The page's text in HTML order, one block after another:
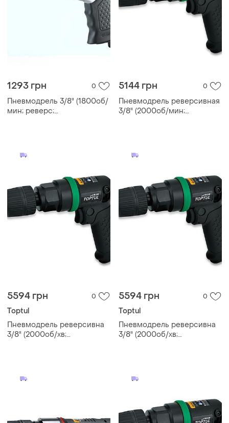
1293 грн 0
Пневмодрель 3/8" (1800об/
мин; реверс;
5144 грн 0
Пневмодрель реверсивная
3/8" (2000об/мин;
5594 грн 0
Toptul
Пневмодрель реверсивна
3/8" (2000об/хв;
5594 грн 0
Toptul
Пневмодрель реверсивна
3/8" (2000об/хв;